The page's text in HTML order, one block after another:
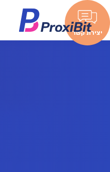
יצירת קשר